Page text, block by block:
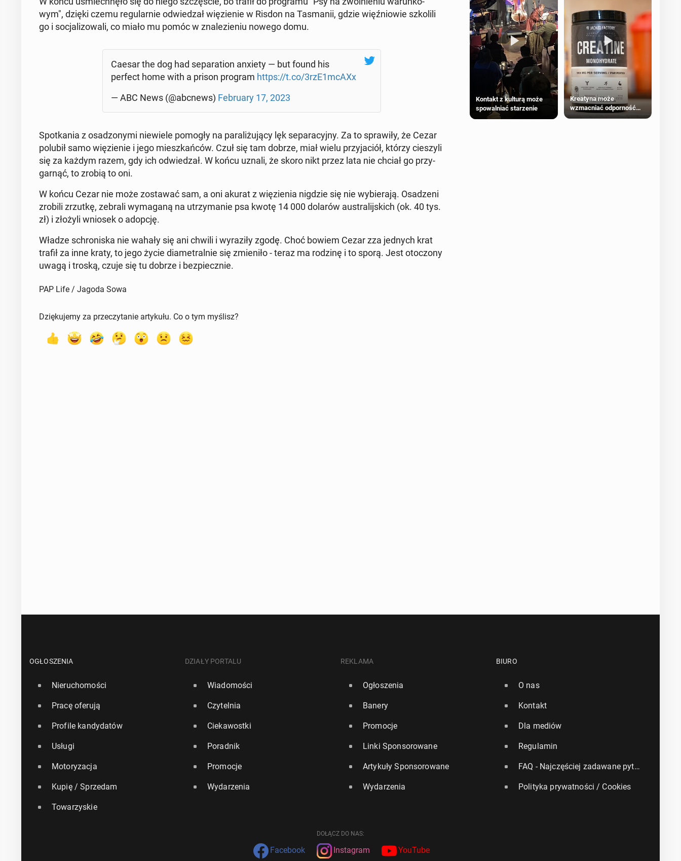
wym", dzięki czemu re­gu­lar­nie od­wie­dzał wię­zie­nie w Risdon na Ta­sma­nii, gdzie więź­nio­wie szko­li­li
go i so­cja­li­zo­wa­li, co miało mu pomóc w zna­le­zie­niu nowego domu.
Caesar the dog had se­pa­ra­tion anxiety — but found his
perfect home with a prison program https://t.co/3rzE1mcAXx
— ABC News (@abcnews) Fe­bru­ary 17, 2023
Spo­tka­nia z osa­dzo­ny­mi nie­wie­le pomogły na pa­ra­li­żu­ją­cy lęk se­pa­ra­cyj­ny. Za to spra­wi­ły, że Cezar
polubił samo wię­zie­nie i jego miesz­kań­ców. Czuł się tam dobrze, miał wielu przy­ja­ciół, którzy cie­szy­li
się za każdym razem, gdy ich od­wie­dzał. W końcu uznali, że skoro nikt przez lata nie chciał go przy­
gar­nąć, to zrobią to oni.
W końcu Cezar nie może zo­sta­wać sam, a oni akurat z wię­zie­nia nigdzie się nie wy­bie­ra­ją. Osa­dze­ni
zrobili zrzutkę, zebrali wy­ma­ga­ną na utrzy­ma­nie psa kwotę 14 000 dolarów au­stra­lij­skich (ok. 40 tys.
zł) i złożyli wniosek o adopcję.
Władze schro­ni­ska nie wahały się ani chwili i wy­ra­zi­ły zgodę. Choć bowiem Cezar zza jednych krat
trafił za inne kraty, to jego życie dia­me­tral­nie się zmie­ni­ło - teraz ma rodzinę i to sporą. Jest oto­czo­ny
uwagą i troską, czuje się tu dobrze i bez­piecz­nie.
PAP Life / Jagoda Sowa
Dziękujemy za przeczytanie artykułu. Co o tym myślisz?
Kontakt z kulturą może
spowalniać starzenie
Kreatyna może
wzmacniać odporność
przeciw nowotworom
OGŁOSZENIA
Nieruchomości
Pracę oferują
Profile kandydatów
Usługi
Motoryzacja
Kupię / Sprzedam
Towarzyskie
DZIAŁY PORTALU
Wiadomości
Czytelnia
Ciekawostki
Poradnik
Promocje
Wydarzenia
REKLAMA
Ogłoszenia
Banery
Promocje
Linki Sponsorowane
Artykuły Sponsorowane
Wydarzenia
BIURO
O nas
Kontakt
Dla mediów
Regulamin
FAQ - Najczęściej zadawane pytania
Polityka prywatności / Cookies
DOŁĄCZ DO NAS:
Facebook Instagram YouTube